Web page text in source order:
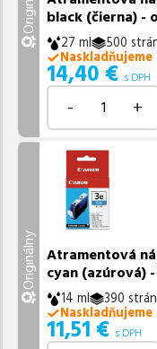
black (čierna) -
27 ml 500
Naskladňujeme
14,40 € s DPH
- +
Originálny Atramentová
cyan (azúrová)
14 ml 390 strán
Naskladňujeme
11,51 € s DPH